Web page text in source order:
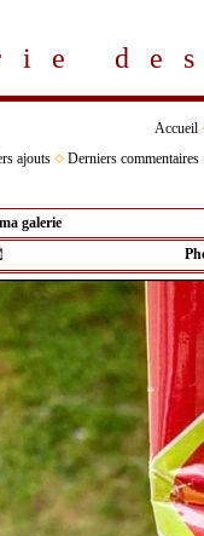
Accueil
ajouts Derniers commentaires
ma galerie